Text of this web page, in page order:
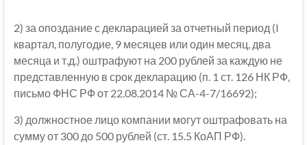
2) за опоздание с декларацией за отчетный период (I
квартал, полугодие, 9 месяцев или один месяц, два
месяца и т.д.) оштрафуют на 200 рублей за каждую не
представленную в срок декларацию (п. 1 ст. 126 НК РФ,
письмо ФНС РФ от 22.08.2014 № СА-4-7/16692);
3) должностное лицо компании могут оштрафовать на
сумму от 300 до 500 рублей (ст. 15.5 КоАП РФ).